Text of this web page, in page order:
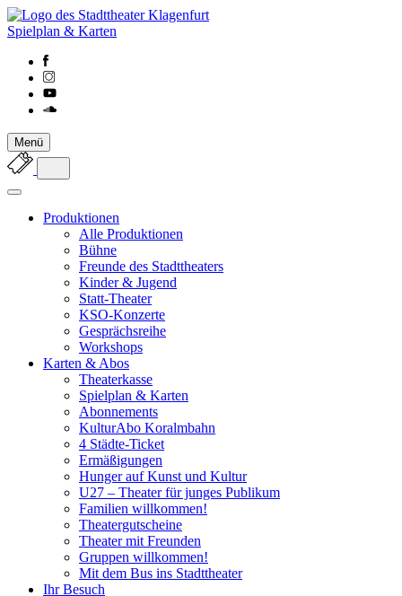
Spielplan & Karten
Menü
Produktionen
Alle Produktionen
Bühne
Freunde des Stadttheaters
Kinder & Jugend
Statt-Theater
KSO-Konzerte
Gesprächsreihe
Workshops
Karten & Abos
Theaterkasse
Spielplan & Karten
Abonnements
KulturAbo Koralmbahn
4 Städte-Ticket
Ermäßigungen
Hunger auf Kunst und Kultur
U27 – Theater für junges Publikum
Familien willkommen!
Theatergutscheine
Theater mit Freunden
Gruppen willkommen!
Mit dem Bus ins Stadttheater
Ihr Besuch